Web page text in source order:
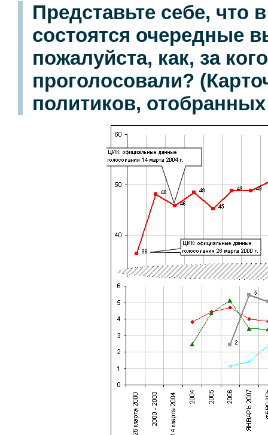
Представьте себе, что
состоятся очередные
пожалуйста, как, за
проголосовали?
политиков,